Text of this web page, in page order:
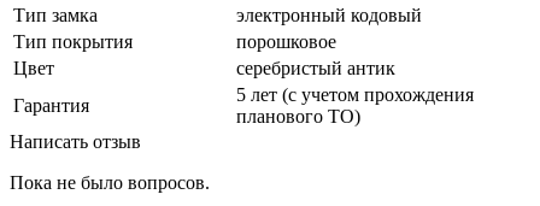
Тип замка
электронный кодовый
Тип покрытия
порошковое
Цвет
серебристый антик
Гарантия
5 лет (с учетом прохождения
планового ТО)
Написать отзыв
Пока не было вопросов.